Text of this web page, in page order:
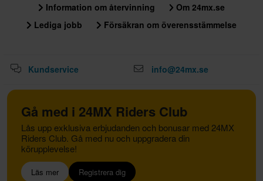
Information om återvinning
Om 24mx.se
Lediga jobb
Försäkran om överensstämmelse
Kundservice info@24mx.se
Gå med i 24MX Riders Club
Lås upp exklusiva erbjudanden och bonusar med 24MX
Riders Club. Gå med nu och uppgradera din
körupplevelse!
Läs mer Registrera dig